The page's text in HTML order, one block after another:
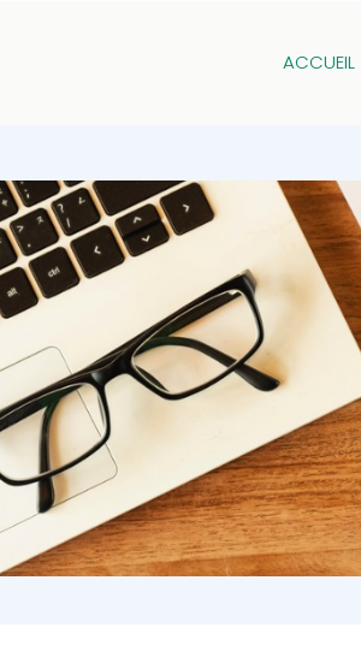
ACCUEIL